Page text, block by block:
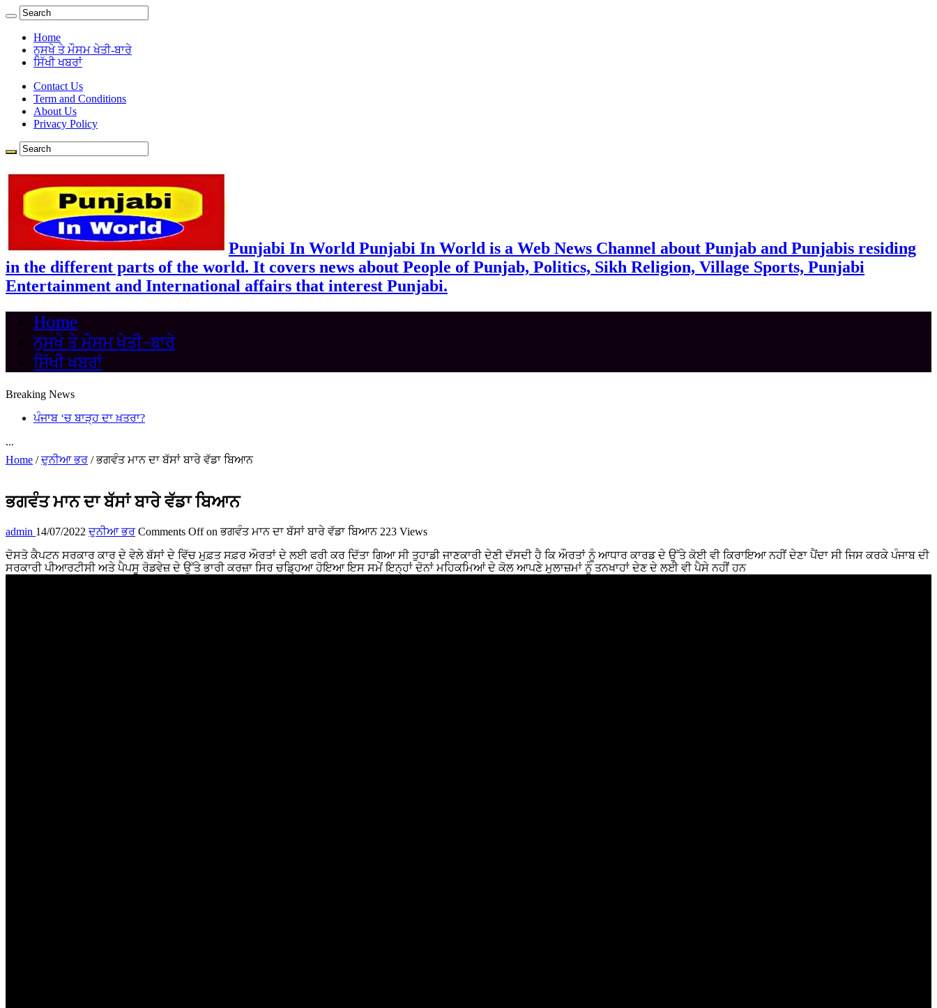
Home
ਨੁਸਖੇ ਤੇ ਮੌਸਮ ਖੇਤੀ-ਬਾਰੇ
ਸਿੱਖੀ ਖਬਰਾਂ
Contact Us
Term and Conditions
About Us
Privacy Policy
Punjabi In World Punjabi In World is a Web News Channel about Punjab and Punjabis residing
in the different parts of the world. It covers news about People of Punjab, Politics, Sikh Religion, Village Sports, Punjabi
Entertainment and International affairs that interest Punjabi.
Home
ਨੁਸਖੇ ਤੇ ਮੌਸਮ ਖੇਤੀ-ਬਾਰੇ
ਸਿੱਖੀ ਖਬਰਾਂ
Breaking News
ਪੰਜਾਬ ‘ਚ ਬਾੜ੍ਹ ਦਾ ਖ਼ਤਰਾ?
...
Home / ਦੁਨੀਆ ਭਰ / ਭਗਵੰਤ ਮਾਨ ਦਾ ਬੱਸਾਂ ਬਾਰੇ ਵੱਡਾ ਬਿਆਨ
ਭਗਵੰਤ ਮਾਨ ਦਾ ਬੱਸਾਂ ਬਾਰੇ ਵੱਡਾ ਬਿਆਨ
admin 14/07/2022 ਦੁਨੀਆ ਭਰ Comments Offon ਭਗਵੰਤ ਮਾਨ ਦਾ ਬੱਸਾਂ ਬਾਰੇ ਵੱਡਾ ਬਿਆਨ 223 Views
ਦੋਸਤੋ ਕੈਪਟਨ ਸਰਕਾਰ ਕਾਰ ਦੇ ਵੇਲੇ ਬੱਸਾਂ ਦੇ ਵਿੱਚ ਮੁਫ਼ਤ ਸਫ਼ਰ ਔਰਤਾਂ ਦੇ ਲਈ ਫਰੀ ਕਰ ਦਿੱਤਾ ਗਿਆ ਸੀ ਤੁਹਾਡੀ ਜਾਣਕਾਰੀ ਦੇਣੀ ਦੱਸਦੀ ਹੈ ਕਿ ਔਰਤਾਂ ਨੂੰ ਆਧਾਰ ਕਾਰਡ ਦੇ ਉੱਤੇ ਕੋਈ ਵੀ ਕਿਰਾਇਆ ਨਹੀਂ ਦੇਣਾ ਪੈਂਦਾ ਸੀ ਜਿਸ ਕਰਕੇ ਪੰਜਾਬ ਦੀ
ਸਰਕਾਰੀ ਪੀਆਰਟੀਸੀ ਅਤੇ ਪੈਪਸੂ ਰੋਡਵੇਜ਼ ਦੇ ਉੱਤੇ ਭਾਰੀ ਕਰਜ਼ਾ ਸਿਰ ਚਡ਼੍ਹਿਆ ਹੋਇਆ ਇਸ ਸਮੇਂ ਇਨ੍ਹਾਂ ਦੋਨਾਂ ਮਹਿਕਮਿਆਂ ਦੇ ਕੋਲ ਆਪਣੇ ਮੁਲਾਜ਼ਮਾਂ ਨੂੰ ਤਨਖਾਹਾਂ ਦੇਣ ਦੇ ਲਈ ਵੀ ਪੈਸੇ ਨਹੀਂ ਹਨ